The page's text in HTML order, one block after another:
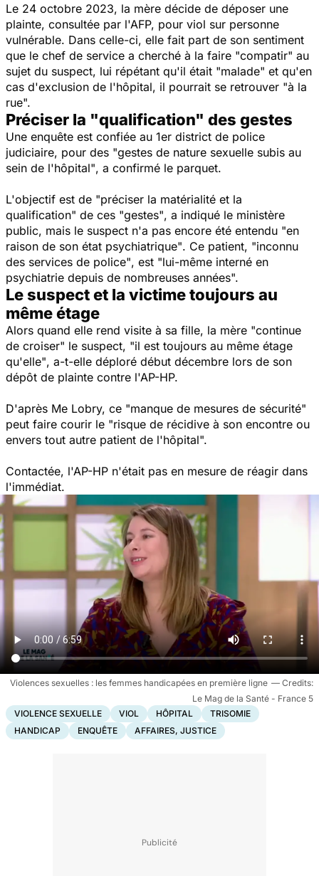
Le 24 octobre 2023, la mère décide de déposer une
plainte, consultée par l'AFP, pour viol sur personne
vulnérable. Dans celle-ci, elle fait part de son sentiment
que le chef de service a cherché à la faire "compatir" au
sujet du suspect, lui répétant qu'il était "malade" et qu'en
cas d'exclusion de l'hôpital, il pourrait se retrouver "à la
rue".
Préciser la "qualification" des gestes
Une enquête est confiée au 1er district de police
judiciaire, pour des "gestes de nature sexuelle subis au
sein de l'hôpital", a confirmé le parquet.
L'objectif est de "préciser la matérialité et la
qualification" de ces "gestes", a indiqué le ministère
public, mais le suspect n'a pas encore été entendu "en
raison de son état psychiatrique". Ce patient, "inconnu
des services de police", est "lui-même interné en
psychiatrie depuis de nombreuses années".
Le suspect et la victime toujours au
même étage
Alors quand elle rend visite à sa fille, la mère "continue
de croiser" le suspect, "il est toujours au même étage
qu'elle", a-t-elle déploré début décembre lors de son
dépôt de plainte contre l'AP-HP.
D'après Me Lobry, ce "manque de mesures de sécurité"
peut faire courir le "risque de récidive à son encontre ou
envers tout autre patient de l'hôpital".
Contactée, l'AP-HP n'était pas en mesure de réagir dans
l'immédiat.
Violences sexuelles : les femmes handicapées en première ligne
Le Mag de la Santé - France 5
VIOLENCE SEXUELLE
VIOL HÔPITAL
TRISOMIE
HANDICAP
ENQUÊTE AFFAIRES, JUSTICE